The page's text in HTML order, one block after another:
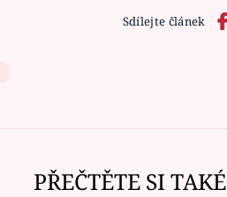
Sdílejte článek
PŘEČTĚTE SI TAKÉ